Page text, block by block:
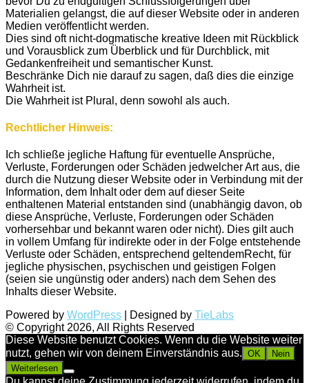
Materialien gelangst, die auf dieser Website oder in anderen
Medien veröffentlicht werden.
Dies sind oft nicht-dogmatische kreative Ideen mit Rückblick
und Vorausblick zum Überblick und für Durchblick, mit
Gedankenfreiheit und semantischer Kunst.
Beschränke Dich nie darauf zu sagen, daß dies die einzige
Wahrheit ist.
Die Wahrheit ist Plural, denn sowohl als auch.
Rechtlicher Hinweis:
Ich schließe jegliche Haftung für eventuelle Ansprüche,
Verluste, Forderungen oder Schäden jedwelcher Art aus, die
durch die Nutzung dieser Website oder in Verbindung mit der
Information, dem Inhalt oder dem auf dieser Seite
enthaltenen Material entstanden sind (unabhängig davon, ob
diese Ansprüche, Verluste, Forderungen oder Schäden
vorhersehbar und bekannt waren oder nicht). Dies gilt auch
in vollem Umfang für indirekte oder in der Folge entstehende
Verluste oder Schäden, entsprechend geltendemRecht, für
jegliche physischen, psychischen und geistigen Folgen
(seien sie ungünstig oder anders) nach dem Sehen des
Inhalts dieser Website.
Powered by WordPress | Designed by TieLabs
© Copyright 2026, All Rights Reserved
Diese Website benutzt Cookies. Wenn du die Website weiter
nutzt, gehen wir von deinem Einverständnis aus. OK
Nein
Weiterlesen